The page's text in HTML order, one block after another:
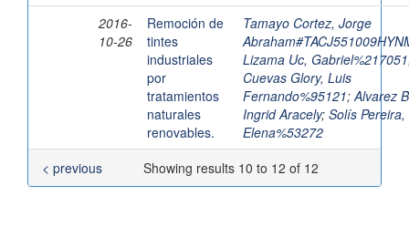
2016-
10-26
Remoción de
tintes
industriales
por
tratamientos
naturales
renovables.
Tamayo Cortez, Jorge
Lizama Uc, Gabriel%217051
Cuevas Glory, Luis
Fernando%95121;Alvarez
Ingrid Aracely; Solís
Elena%53272
Showing results 10 to 12 of 12
< previous